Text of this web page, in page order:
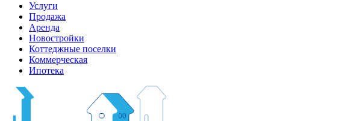
Услуги
Продажа
Аренда
Новостройки
Коттеджные поселки
Коммерческая
Ипотека